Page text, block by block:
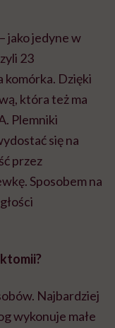
jako jedyne w
23
komórka. Dzięki
która też ma
Plemniki
się na
przez
Sposobem na
Najbardziej
wykonuje małe